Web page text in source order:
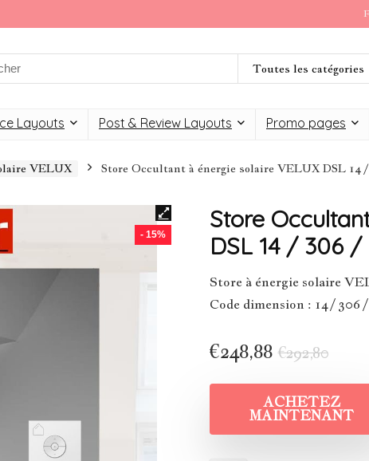
Toutes les catégories
Layouts Post & Review Layouts Promo pages
VELUX Store Occultant à énergie solaire VELUX DSL 14
- 15%
Store
DSL 14 / 306 /
Store à énergie solaire
Code dimension : 14 / 306
€292,80
€248,88
ACHETEZ
MAINTENANT